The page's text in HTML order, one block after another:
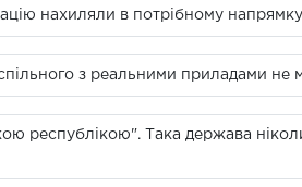
нахиляли в потрібному напрямку
спільного з реальними приладами
республікою". Така держава